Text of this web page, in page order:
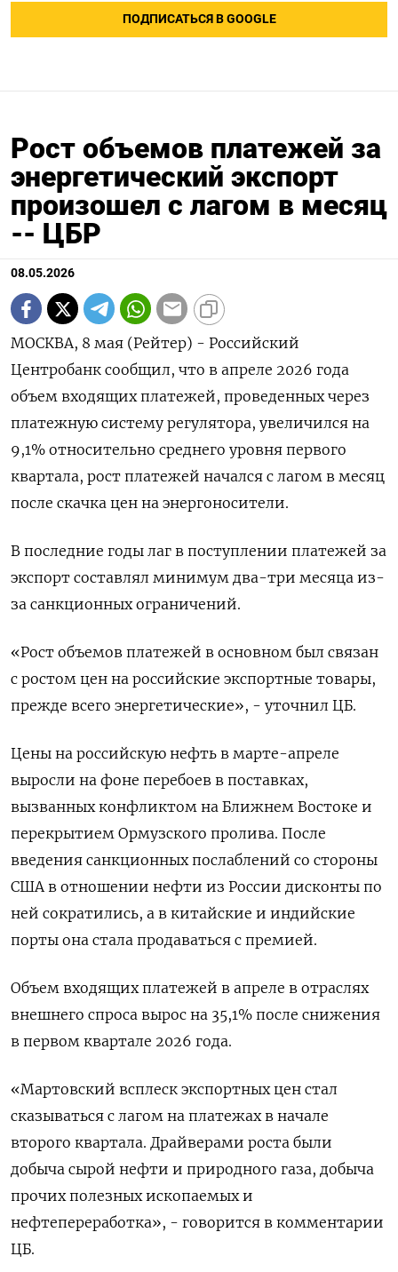
ПОДПИСАТЬСЯ В GOOGLE
Рост объемов платежей за
энергетический экспорт
произошел с лагом в месяц
-- ЦБР
08.05.2026
МОСКВА, 8 мая (Рейтер) - Российский
Центробанк сообщил, что в апреле 2026 года
объем входящих платежей, проведенных через
платежную систему регулятора, увеличился на
9,1% относительно среднего уровня первого
‌квартала, рост платежей начался с лагом в месяц
после скачка цен на энергоносители.
В последние годы лаг в поступлении платежей за
экспорт составлял минимум два-три ​месяца из-
за санкционных ограничений.
«Рост ​объемов платежей в ​основном был ⁠связан
с ростом цен на российские экспортные товары,
‌прежде всего энергетические», - уточнил ЦБ.
Цены на ‌российскую нефть в марте-апреле
выросли на фоне перебоев в поставках,
вызванных конфликтом на ​Ближнем Востоке и
перекрытием Ормузского пролива. После
введения санкционных послаблений со ‌стороны
США в отношении нефти из России дисконты по
ней ​сократились, а в китайские и индийские
порты она стала продаваться с ‌премией.
Объем входящих платежей в апреле в отраслях
внешнего спроса вырос на 35,1% после снижения
в первом квартале 2026 года.
«Мартовский ​всплеск экспортных цен ​стал
сказываться ‌с лагом на платежах в начале
второго квартала. Драйверами роста были
добыча ​сырой нефти и природного газа, добыча
прочих полезных ископаемых и
нефтепереработка», - говорится в комментарии
ЦБ.